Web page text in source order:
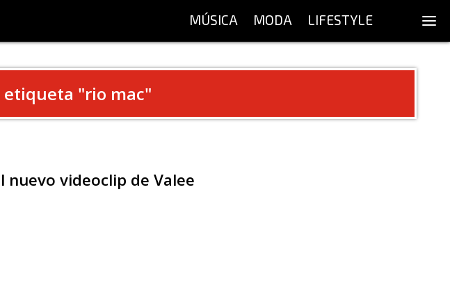
MÚSICA MODA LIFESTYLE
etiqueta "rio mac"
nuevo videoclip de Valee